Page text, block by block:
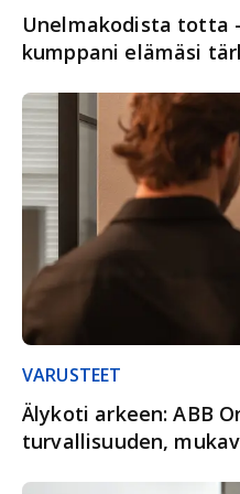
Unelmakodista totta
kumppani elämäsi
VARUSTEET
Älykoti arkeen: ABB
turvallisuuden,